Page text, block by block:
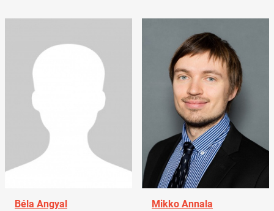
Béla Angyal
Mikko Annala